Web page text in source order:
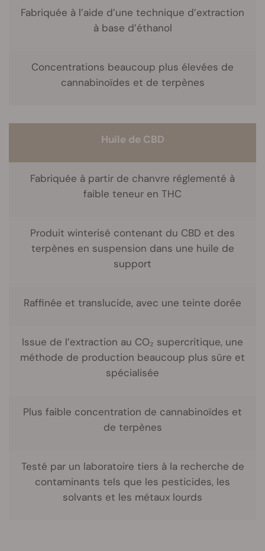
Fabriquée à l’aide d’une technique d’extraction
à base d’éthanol
Concentrations beaucoup plus élevées de
cannabinoïdes et de terpènes
Huile de CBD
Fabriquée à partir de chanvre réglementé à
faible teneur en THC
Produit winterisé contenant du CBD et des
terpènes en suspension dans une huile de
support
Raffinée et translucide, avec une teinte dorée
Issue de l’extraction au CO₂ supercritique, une
méthode de production beaucoup plus sûre et
spécialisée
Plus faible concentration de cannabinoïdes et
de terpènes
Testé par un laboratoire tiers à la recherche de
contaminants tels que les pesticides, les
solvants et les métaux lourds